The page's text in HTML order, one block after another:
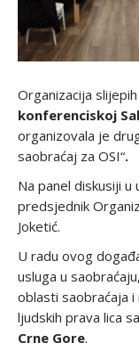
Organizacija
konferenciskoj
organizovala je
saobraćaj za OSI“.
Na panel diskusiji
predsjednik
Joketić.
U radu ovog
usluga u
oblasti saobraćaja i
ljudskih prava lica
Crne Gore.